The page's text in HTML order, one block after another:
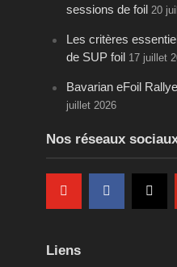
sessions de foil 20
Les critères
de SUP foil 17 juillet
Bavarian eFoil
juillet 2026
Nos réseaux
Liens